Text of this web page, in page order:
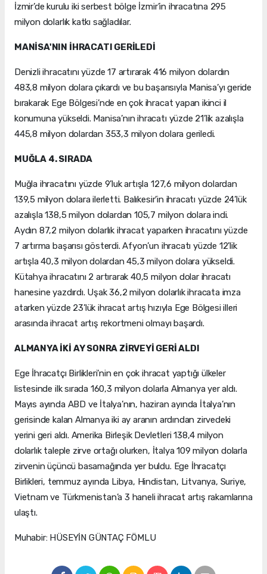
İzmir’de kurulu iki serbest bölge İzmir’in ihracatına 295
milyon dolarlık katkı sağladılar.
MANİSA'NIN İHRACATI GERİLEDİ
Denizli ihracatını yüzde 17 artırarak 416 milyon dolardın
483,8 milyon dolara çıkardı ve bu başarısıyla Manisa’yı geride
bırakarak Ege Bölgesi’nde en çok ihracat yapan ikinci il
konumuna yükseldi. Manisa’nın ihracatı yüzde 21’lik azalışla
445,8 milyon dolardan 353,3 milyon dolara geriledi.
MUĞLA 4. SIRADA
Muğla ihracatını yüzde 9’luk artışla 127,6 milyon dolardan
139,5 milyon dolara ilerletti. Balıkesir’in ihracatı yüzde 24’lük
azalışla 138,5 milyon dolardan 105,7 milyon dolara indi.
Aydın 87,2 milyon dolarlık ihracat yaparken ihracatını yüzde
7 artırma başarısı gösterdi. Afyon’un ihracatı yüzde 12’lik
artışla 40,3 milyon dolardan 45,3 milyon dolara yükseldi.
Kütahya ihracatını 2 artırarak 40,5 milyon dolar ihracatı
hanesine yazdırdı. Uşak 36,2 milyon dolarlık ihracata imza
atarken yüzde 23’lük ihracat artış hızıyla Ege Bölgesi illeri
arasında ihracat artış rekortmeni olmayı başardı.
ALMANYA İKİ AY SONRA ZİRVEYİ GERİ ALDI
Ege İhracatçı Birlikleri’nin en çok ihracat yaptığı ülkeler
listesinde ilk sırada 160,3 milyon dolarla Almanya yer aldı.
Mayıs ayında ABD ve İtalya’nın, haziran ayında İtalya’nın
gerisinde kalan Almanya iki ay aranın ardından zirvedeki
yerini geri aldı. Amerika Birleşik Devletleri 138,4 milyon
dolarlık taleple zirve ortağı olurken, İtalya 109 milyon dolarla
zirvenin üçüncü basamağında yer buldu. Ege İhracatçı
Birlikleri, temmuz ayında Libya, Hindistan, Litvanya, Suriye,
Vietnam ve Türkmenistan’a 3 haneli ihracat artış rakamlarına
ulaştı.
Muhabir: HÜSEYİN GÜNTAÇ FÖMLU